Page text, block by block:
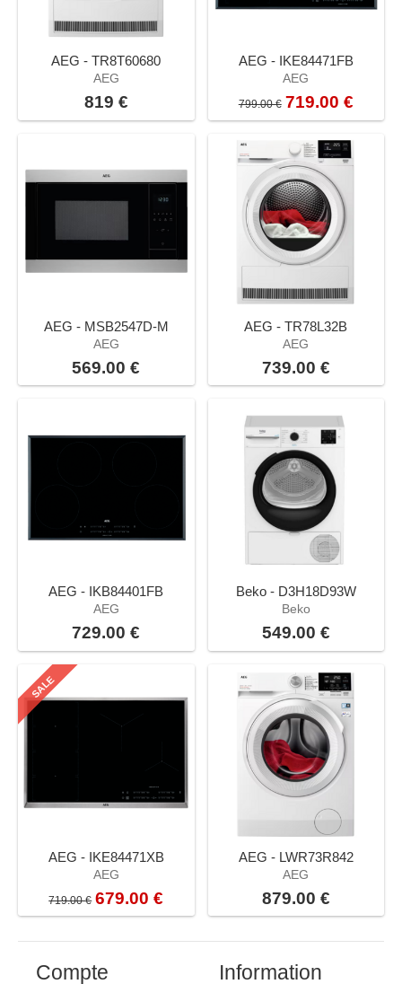
AEG - TR8T60680
AEG
819 €
AEG - IKE84471FB
AEG
799.00 € 719.00 €
AEG - MSB2547D-M
AEG
569.00 €
AEG - TR78L32B
AEG
739.00 €
AEG - IKB84401FB
AEG
729.00 €
Beko - D3H18D93W
Beko
549.00 €
SALE
AEG - IKE84471XB
AEG
719.00 € 679.00 €
AEG - LWR73R842
AEG
879.00 €
Compte Information